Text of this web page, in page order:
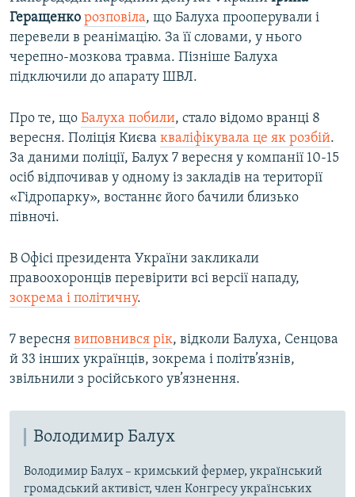
Геращенко розповіла, що Балуха прооперували і
перевели в реанімацію. За її словами, у нього
черепно-мозкова травма. Пізніше Балуха
підключили до апарату ШВЛ.
Про те, що Балуха побили, стало відомо вранці 8
вересня. Поліція Києва кваліфікувала це як розбій.
За даними поліції, Балух 7 вересня у компанії 10-15
осіб відпочивав у одному із закладів на території
«Гідропарку», востаннє його бачили близько
півночі.
В Офісі президента України закликали
правоохоронців перевірити всі версії нападу,
зокрема і політичну.
7 вересня виповнився рік, відколи Балуха, Сенцова
й 33 інших українців, зокрема і політв’язнів,
звільнили з російського ув’язнення.
Володимир Балух
Володимир Балух – кримський фермер, український
громадський активіст, член Конгресу українських